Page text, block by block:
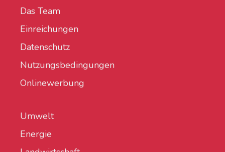
Das Team
Einreichungen
Datenschutz
Nutzungsbedingungen
Onlinewerbung
Umwelt
Energie